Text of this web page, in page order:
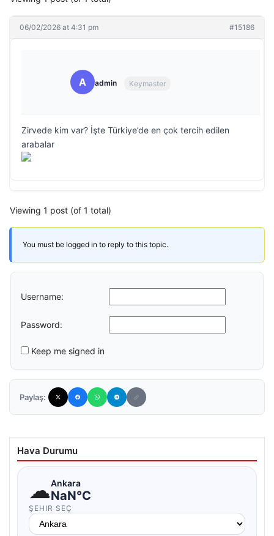
06/02/2026 at 4:31 pm #15186
A admin Keymaster
Zirvede kim var? İşte Türkiye’de en çok tercih edilen
arabalar
Viewing 1 post (of 1 total)
You must be logged in to reply to this topic.
Username:
Password:
Keep me signed in
Paylaş:
Hava Durumu
☁Ankara
NaN°C
ŞEHIR SEÇ